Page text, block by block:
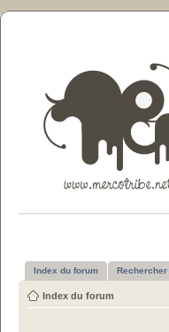
Index du forum Rechercher
Index du forum